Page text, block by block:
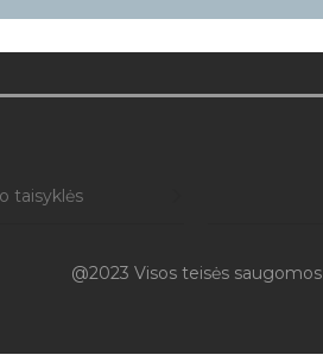
taisyklės
@2023 Visos teisės saugomos